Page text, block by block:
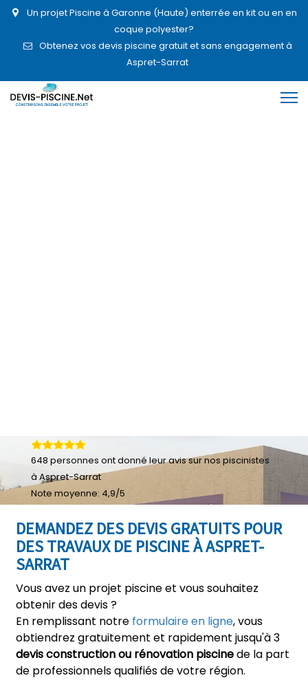
Un projet Piscine à Garonne (Haute) enterrée en kit ou en en
coque polyester?
Obtenez vos devis piscine gratuit et sans engagement à
Aspret-Sarrat
DEMANDEZ DES DEVIS GRATUITS POUR
DES TRAVAUX DE PISCINE À ASPRET-
SARRAT
Vous avez un projet piscine et vous souhaitez
obtenir des devis ?
En remplissant notre formulaire en ligne, vous
obtiendrez gratuitement et rapidement jusqu'à 3
devis construction ou rénovation piscinede la part
de professionnels qualifiés de votre région.
648 personnes ont donné leuravis sur nos piscinistes
à Aspret-Sarrat
Note moyenne: 4,9/5